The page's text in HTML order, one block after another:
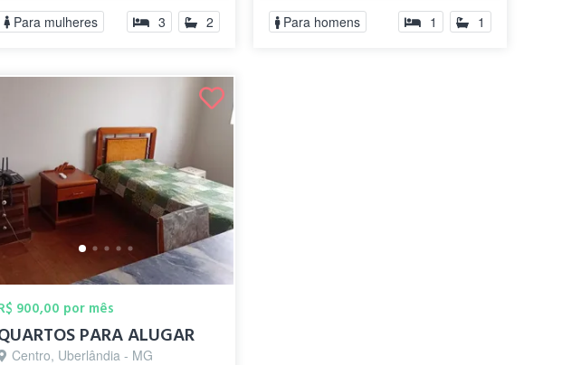
Para mulheres 3 2 Para homens 1 1
900,00 por mês
PARA ALUGAR
Centro, Uberlândia - MG